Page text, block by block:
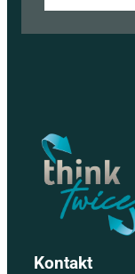
Kontakt